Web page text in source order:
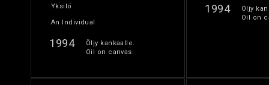
Yksilö
An Individual
1994
Öljy kankaalle.
Oil on canvas.
1994
Öljy
Oil on